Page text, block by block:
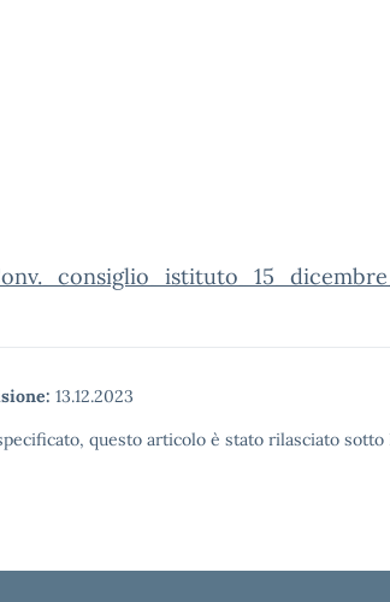
13.12.2023
questo articolo è stato rilasciato